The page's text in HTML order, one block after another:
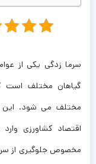
سرما زدگی یکی از
گیاهان مختلف است
مختلف می شود. این
اقتصاد کشاورزی
مخصوص جلوگیری از